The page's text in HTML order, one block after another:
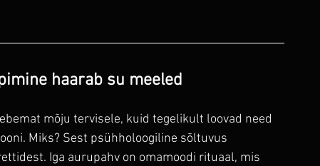
haarab su meeled
mõju tervisele, kuid tegelikult loovad need
Miks? Sest psühholoogiline sõltuvus
Iga aurupahv on omamoodi rituaal, mis